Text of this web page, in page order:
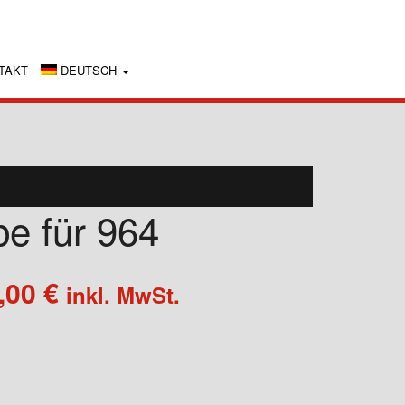
DEUTSCH
für 964
€Preisspanne:
415,00 €
inkl. MwSt.